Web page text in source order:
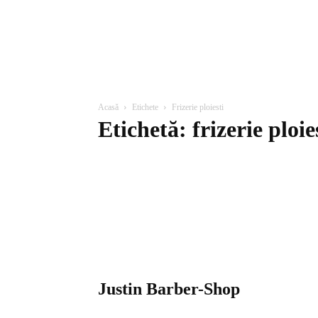
Acasă Etichete Frizerie ploiesti
Etichetă: frizerie
Justin Barber-Shop